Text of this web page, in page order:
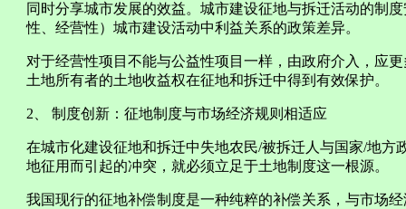
同时分享城市发展的效益。城市建设征地与拆迁活动的制
性、经营性）城市建设活动中利益关系的政策差异。
对于经营性项目不能与公益性项目一样，由政府介入，应
土地所有者的土地收益权在征地和拆迁中得到有效保护。
2、 制度创新：征地制度与市场经济规则相适应
在城市化建设征地和拆迁中失地农民/被拆迁人与国家/地方
地征用而引起的冲突，就必须立足于土地制度这一根源。
我国现行的征地补偿制度是一种纯粹的补偿关系，与市场